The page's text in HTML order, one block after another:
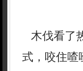
木伐看了
式，咬住喳